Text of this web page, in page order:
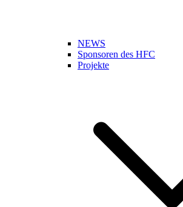
NEWS
Sponsoren des HFC
Projekte